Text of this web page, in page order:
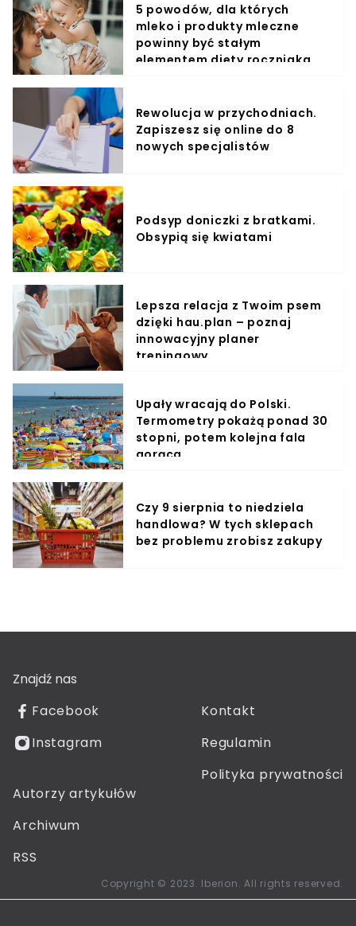
5 powodów, dla których
mleko i produkty mleczne
powinny być stałym
elementem diety roczniaka
Rewolucja w przychodniach.
Zapiszesz się online do 8
nowych specjalistów
Podsyp doniczki z bratkami.
Obsypią się kwiatami
Lepsza relacja z Twoim psem
dzięki hau.plan – poznaj
innowacyjny planer
treningowy
Upały wracają do Polski.
Termometry pokażą ponad 30
stopni, potem kolejna fala
gorąca
Czy 9 sierpnia to niedziela
handlowa? W tych sklepach
bez problemu zrobisz zakupy
Znajdź nas
Facebook
Instagram
Kontakt
Regulamin
Polityka prywatności
Autorzy artykułów
Archiwum
RSS
Copyright © 2023. Iberion. All rights reserved.